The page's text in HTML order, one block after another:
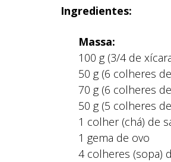
Ingredientes:
Massa:
100 g (3/4 de
50 g (6 colheres
70 g (6 colheres
50 g (5 colheres
1 colher (chá) de
1 gema de ovo
4 colheres (sopa)